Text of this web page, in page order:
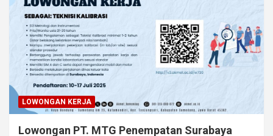
LOWONGAN KERJA
Lowongan PT. MTG Penempatan Surabaya